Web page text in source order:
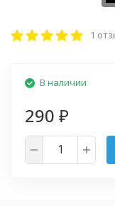
1
В наличии
290 ₽